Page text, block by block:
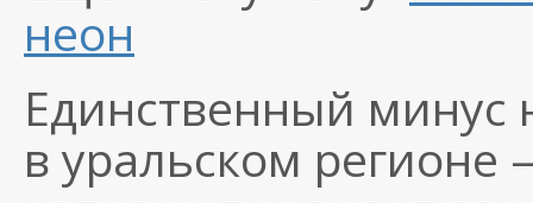
неон
Единственный минус
в уральском регионе